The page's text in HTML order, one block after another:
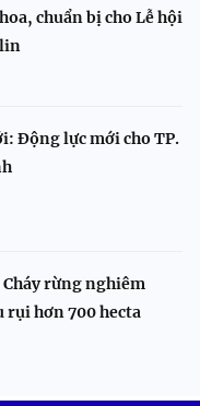
chuẩn bị cho Lễ hội
Động lực mới cho TP.
rừng nghiêm
hơn 700 hecta